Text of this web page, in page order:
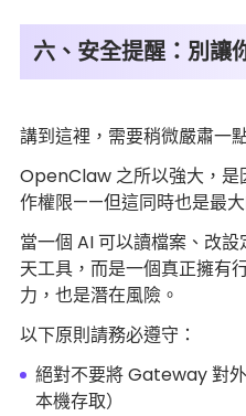
六、安全提醒：別讓
講到這裡，需要稍微嚴肅一
OpenClaw 之所以強大，是
作權限——但這同時也是最大
當一個 AI 可以讀檔案、改
天工具，而是一個真正擁有
力，也是潛在風險。
以下原則請務必遵守：
絕對不要將 Gateway 對
本機存取）